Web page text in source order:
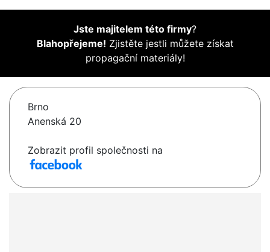
Jste majitelem této firmy?
Blahopřejeme! Zjistěte jestli můžete získat
propagační materiály!
Brno
Anenská 20
Zobrazit profil společnosti na